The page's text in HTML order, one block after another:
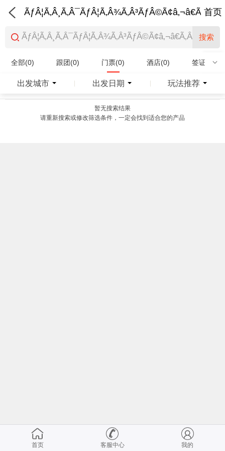
首页
搜索
全部(0) 跟团(0) 门票(0) 酒店(0) 签证(0)
特产商品(0)
出发城市 出发日期 玩法推荐
暂无搜索结果
请重新搜索或修改筛选条件，一定会找到适合您的产品
首页 客服中心 我的